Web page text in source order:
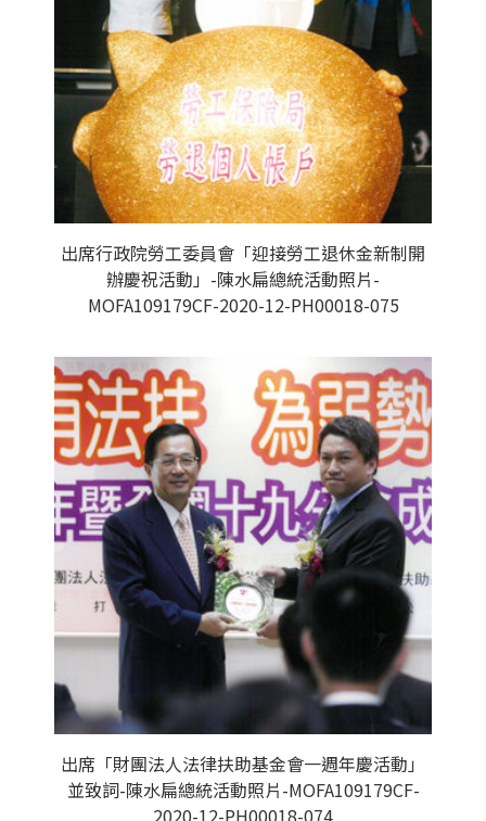
出席行政院勞工委員會「迎接勞工退休金新制開
辦慶祝活動」-陳水扁總統活動照片-
MOFA109179CF-2020-12-PH00018-075
出席「財團法人法律扶助基金會一週年慶活動」
並致詞-陳水扁總統活動照片-MOFA109179CF-
2020-12-PH00018-074